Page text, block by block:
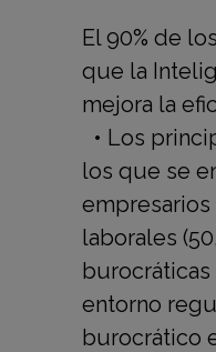
El 90% de
que la
mejora la
• Los
los que se
laborales
burocráticas
entorno
burocrático